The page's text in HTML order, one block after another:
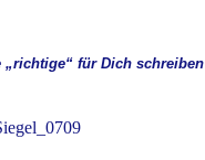
„richtige“ für Dich schreiben